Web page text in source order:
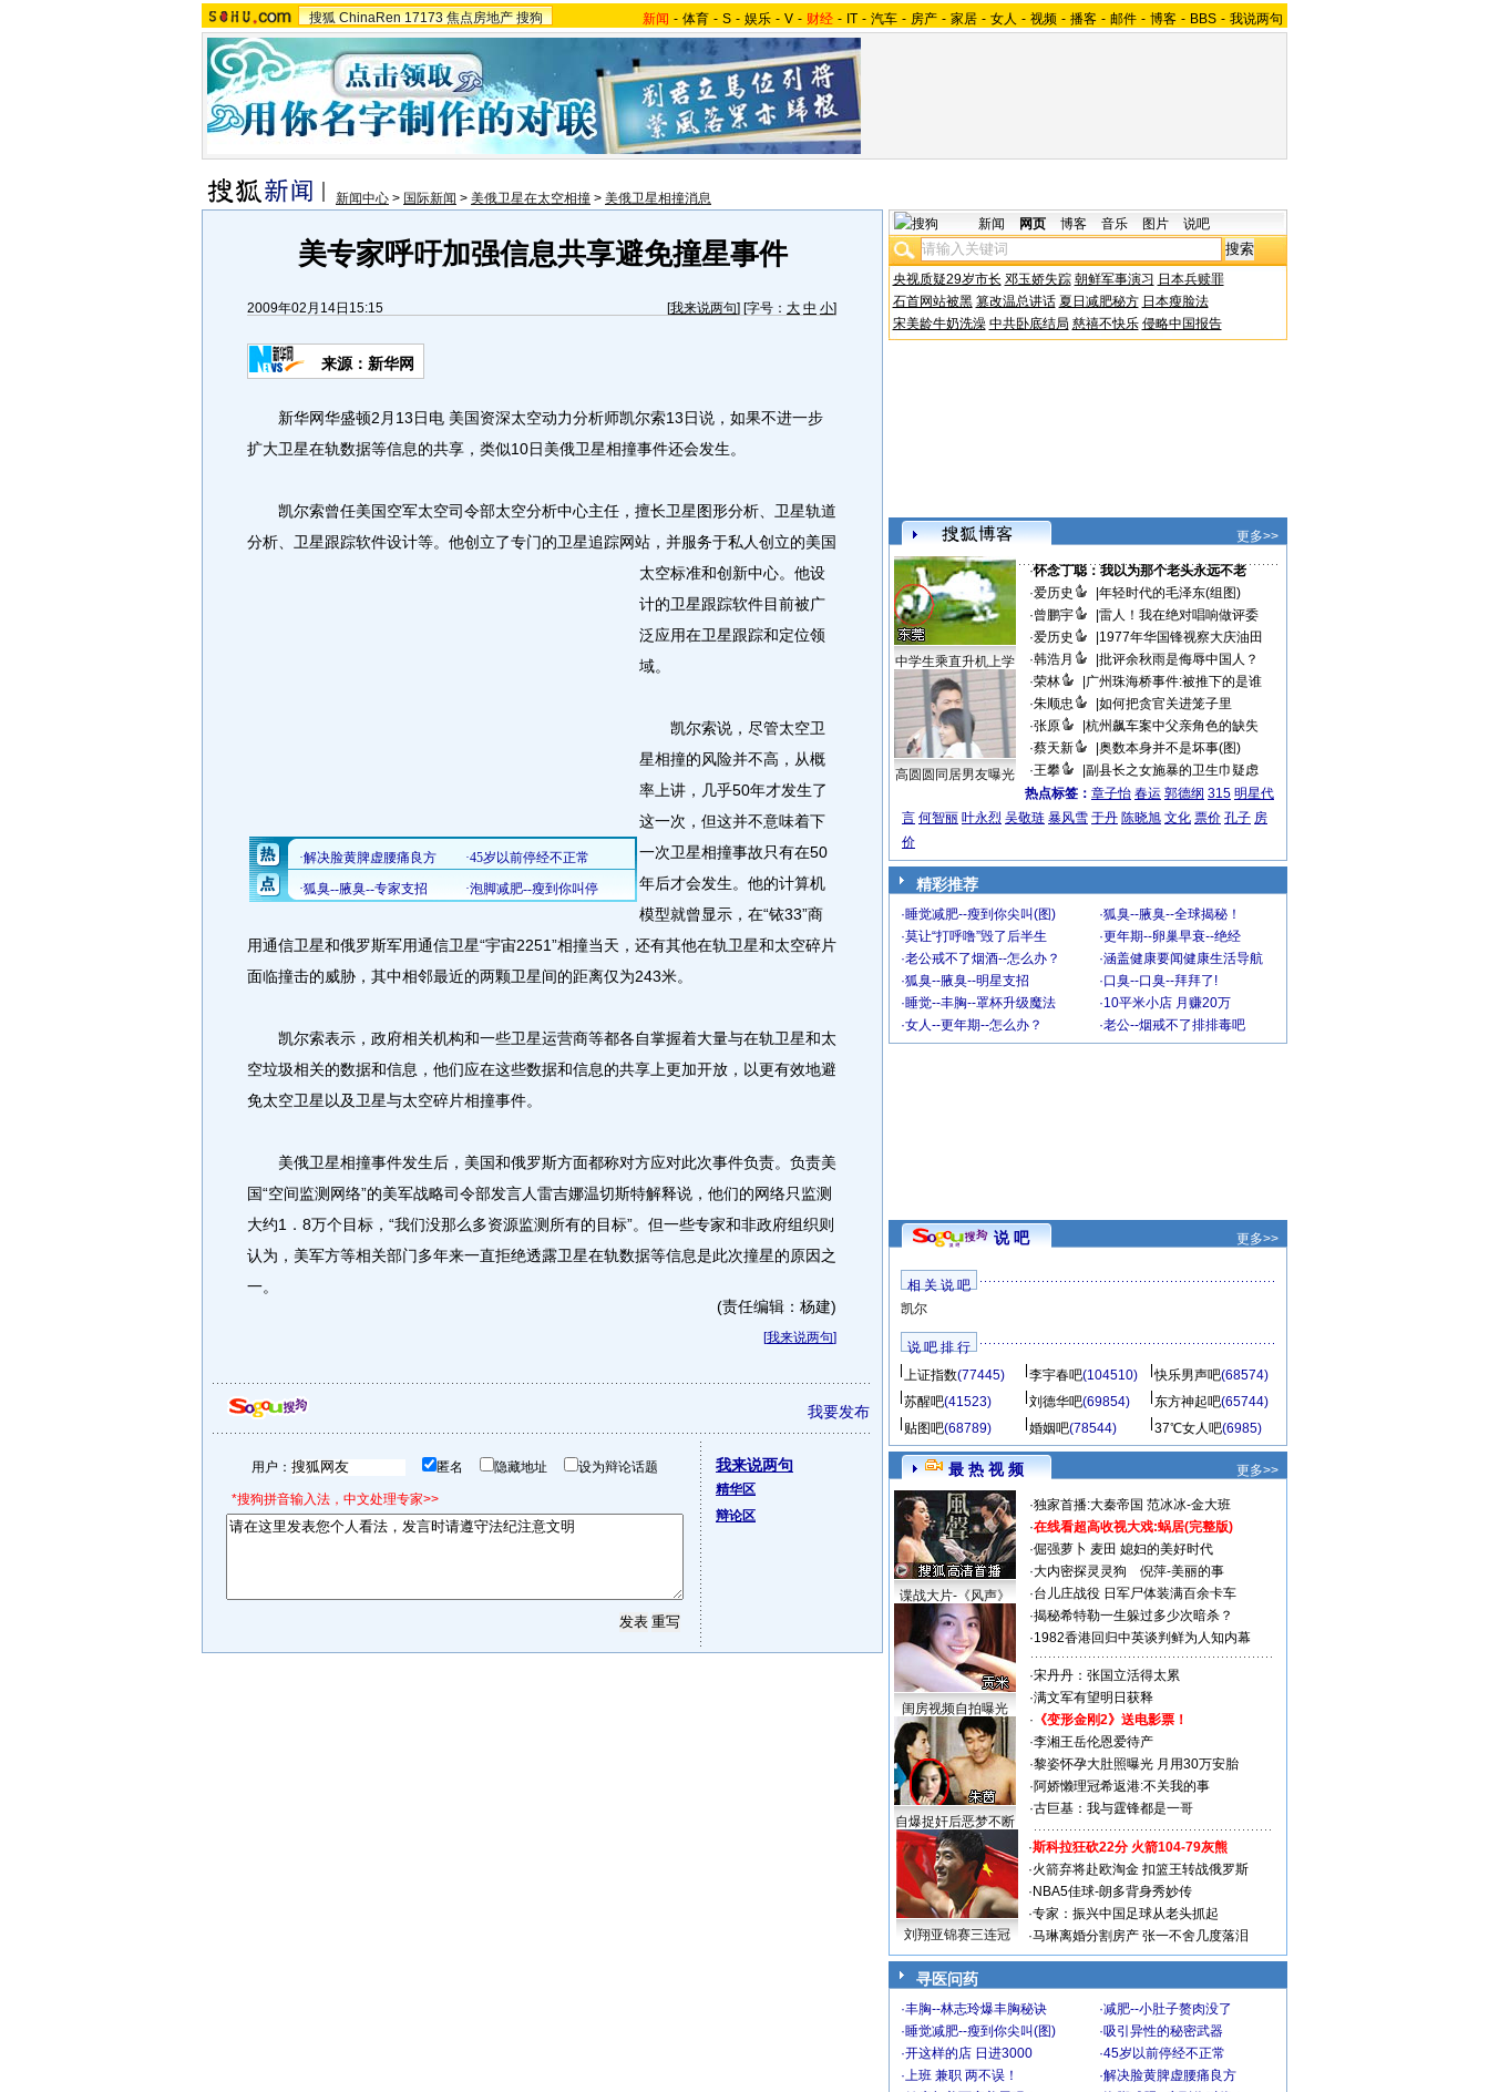
搜狐 ChinaRen 17173 焦点房地产 搜狗 新闻 - 体育 - S - 娱乐 - V - 财经 - IT - 汽车 - 房产 - 家居 - 女人 - 视频 - 播客 - 邮件 - 博客 - BBS - 我说两句
新闻中心 > 国际新闻 > 美俄卫星在太空相撞 > 美俄卫星相撞消息
美专家呼吁加强信息共享避免撞星事件
2009年02月14日15:15 [我来说两句] [字号： 大 中 小]
来源：新华网
新华网华盛顿2月13日电 美国资深太空动力分析师凯尔索13日说，如果不进一步
扩大卫星在轨数据等信息的共享，类似10日美俄卫星相撞事件还会发生。
凯尔索曾任美国空军太空司令部太空分析中心主任，擅长卫星图形分析、卫星轨道
分析、卫星跟踪软件设计等。 他创立了专门的卫星追踪网站，并服务于私人创立的美国
太空标准和创新中心。他设
计的卫星跟踪软件目前被广
泛应用在卫星跟踪和定位领
域。
凯尔索说，尽管太空卫
星相撞的风险并不高，从概
率上讲，几乎50年才发生了
这一次，但这并不意味着下
一次卫星相撞事故只有在50
年后才会发生。他的计算机
模型就曾显示，在“铱33”商
用通信卫星和俄罗斯军用通信卫星“宇宙2251”相撞当天，还有其他在轨卫星和太空碎片
面临撞击的威胁，其中相邻最近的两颗卫星间的距离仅为243米。
凯尔索表示，政府相关机构和一些卫星运营商等都各自掌握着大量与在轨卫星和太
空垃圾相关的数据和信息，他们应在这些数据和信息的共享上更加开放，以更有效地避
免太空卫星以及卫星与太空碎片相撞事件。
美俄卫星相撞事件发生后，美国和俄罗斯方面都称对方应对此次事件负责。负责美
国“空间监测网络”的美军战略司令部发言人雷吉娜温切斯特解释说，他们的网络只监测
大约1．8万个目标，“我们没那么多资源监测所有的目标”。但一些专家和非政府组织则
认为，美军方等相关部门多年来一直拒绝透露卫星在轨数据等信息是此次撞星的原因之
一。
(责任编辑：杨建)
[我来说两句]
我要发布
用户： 匿名 隐藏地址 设为辩论话题
*搜狗拼音输入法，中文处理专家>>
我来说两句
精华区
辩论区
新闻 网页 博客 音乐 图片 说吧
央视质疑29岁市长 邓玉娇失踪 朝鲜军事演习 日本兵赎罪
石首网站被黑 篡改温总讲话 夏日减肥秘方 日本瘦脸法
宋美龄牛奶洗澡 中共卧底结局 慈禧不快乐 侵略中国报告
更多>>
中学生乘直升机上学
高圆圆同居男友曝光
·怀念丁聪：我以为那个老头永远不老
·爱历史
年轻时代的毛泽东(组图)
·曾鹏宇
雷人！我在绝对唱响做评委
·爱历史
1977年华国锋视察大庆油田
·韩浩月
批评余秋雨是侮辱中国人？
·荣林
广州珠海桥事件:被推下的是谁
·朱顺忠
如何把贪官关进笼子里
·张原
杭州飙车案中父亲角色的缺失
·蔡天新
奥数本身并不是坏事(图)
·王攀
副县长之女施暴的卫生巾疑虑
热点标签： 章子怡 春运 郭德纲 315 明星代
言 何智丽 叶永烈 吴敬琏 暴风雪 于丹 陈晓旭 文化 票价 孔子 房
价
精彩推荐
·睡觉减肥--瘦到你尖叫(图) ·狐臭--腋臭--全球揭秘！
·莫让“打呼噜”毁了后半生 ·更年期--卵巢早衰--绝经
·老公戒不了烟酒--怎么办？ ·涵盖健康要闻健康生活导航
·狐臭--腋臭--明星支招 ·口臭--口臭--拜拜了!
·睡觉--丰胸--罩杯升级魔法 ·10平米小店 月赚20万
·女人--更年期--怎么办？ ·老公--烟戒不了排排毒吧
说 吧 更多>>
相 关 说 吧
凯尔
说 吧 排 行
上证指数(77445) 李宇春吧(104510) 快乐男声吧(68574)
苏醒吧(41523) 刘德华吧(69854) 东方神起吧(65744)
贴图吧(68789) 婚姻吧(78544) 37℃女人吧(6985)
最 热 视 频 更多>>
谍战大片-《风声》
闺房视频自拍曝光
自爆捉奸后恶梦不断
·独家首播:大秦帝国 范冰冰-金大班
·在线看超高收视大戏:蜗居(完整版)
·倔强萝卜 麦田 媳妇的美好时代
·大内密探灵灵狗
倪萍-美丽的事
·台儿庄战役 日军尸体装满百余卡车
·揭秘希特勒一生躲过多少次暗杀？
·1982香港回归中英谈判鲜为人知内幕
·宋丹丹：张国立活得太累
·满文军有望明日获释
· 《变形金刚2》送电影票！
·李湘王岳伦恩爱待产
·黎姿怀孕大肚照曝光 月用30万安胎
·阿娇懒理冠希返港:不关我的事
·古巨基：我与霆锋都是一哥
刘翔亚锦赛三连冠
·斯科拉狂砍22分 火箭104-79灰熊
·火箭弃将赴欧淘金 扣篮王转战俄罗斯
· NBA5佳球-朗多背身秀妙传
·专家：振兴中国足球从老头抓起
·马琳离婚分割房产 张一不舍几度落泪
寻医问药
·丰胸--林志玲爆丰胸秘诀 ·减肥--小肚子赘肉没了
·睡觉减肥--瘦到你尖叫(图) ·吸引异性的秘密武器
·开这样的店 日进3000 ·45岁以前停经不正常
·上班 兼职 两不误！ ·解决脸黄脾虚腰痛良方